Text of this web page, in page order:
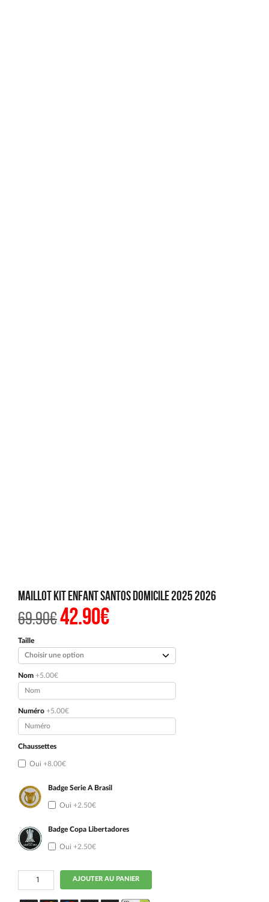
Maillot Kit Enfant Santos Domicile 2025 2026
69.90€Le
prix
était :
69.90€.
42.90€Le
prix
est :
42.90€.
Taille
Nom +5.00€
Numéro +5.00€
Chaussettes
Oui +8.00€
Badge Serie A Brasil
Oui +2.50€
Badge Copa Libertadores
Oui +2.50€
quantité
Maillot
AJOUTER AU PANIER